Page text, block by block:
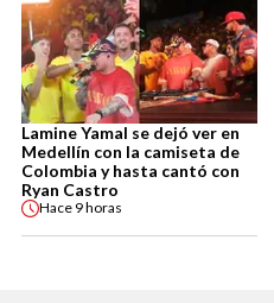
Lamine Yamal se dejó ver en
Medellín con la camiseta de
Colombia y hasta cantó con
Ryan Castro
Hace 9 horas